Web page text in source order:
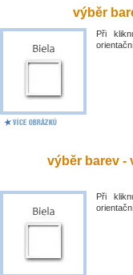
výběr
Při
výběr barev -
Při